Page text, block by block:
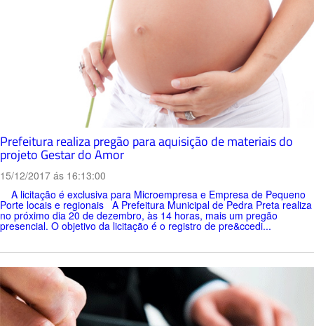
Prefeitura realiza pregão para aquisição de materiais do
projeto Gestar do Amor
15/12/2017 ás 16:13:00
A licitação é exclusiva para Microempresa e Empresa de Pequeno
Porte locais e regionais A Prefeitura Municipal de Pedra Preta realiza
no próximo dia 20 de dezembro, às 14 horas, mais um pregão
presencial. O objetivo da licitação é o registro de pre&ccedi...